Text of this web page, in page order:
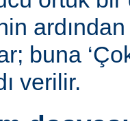
buna
verilir.